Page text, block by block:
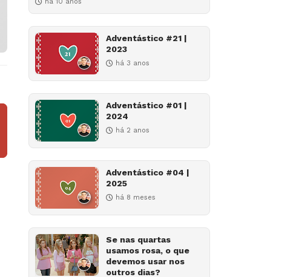
Adventástico #21 |
2023
há 3 anos
Adventástico #01 |
2024
há 2 anos
Adventástico #04 |
2025
há 8 meses
Se nas quartas
usamos rosa, o que
devemos usar nos
outros dias?